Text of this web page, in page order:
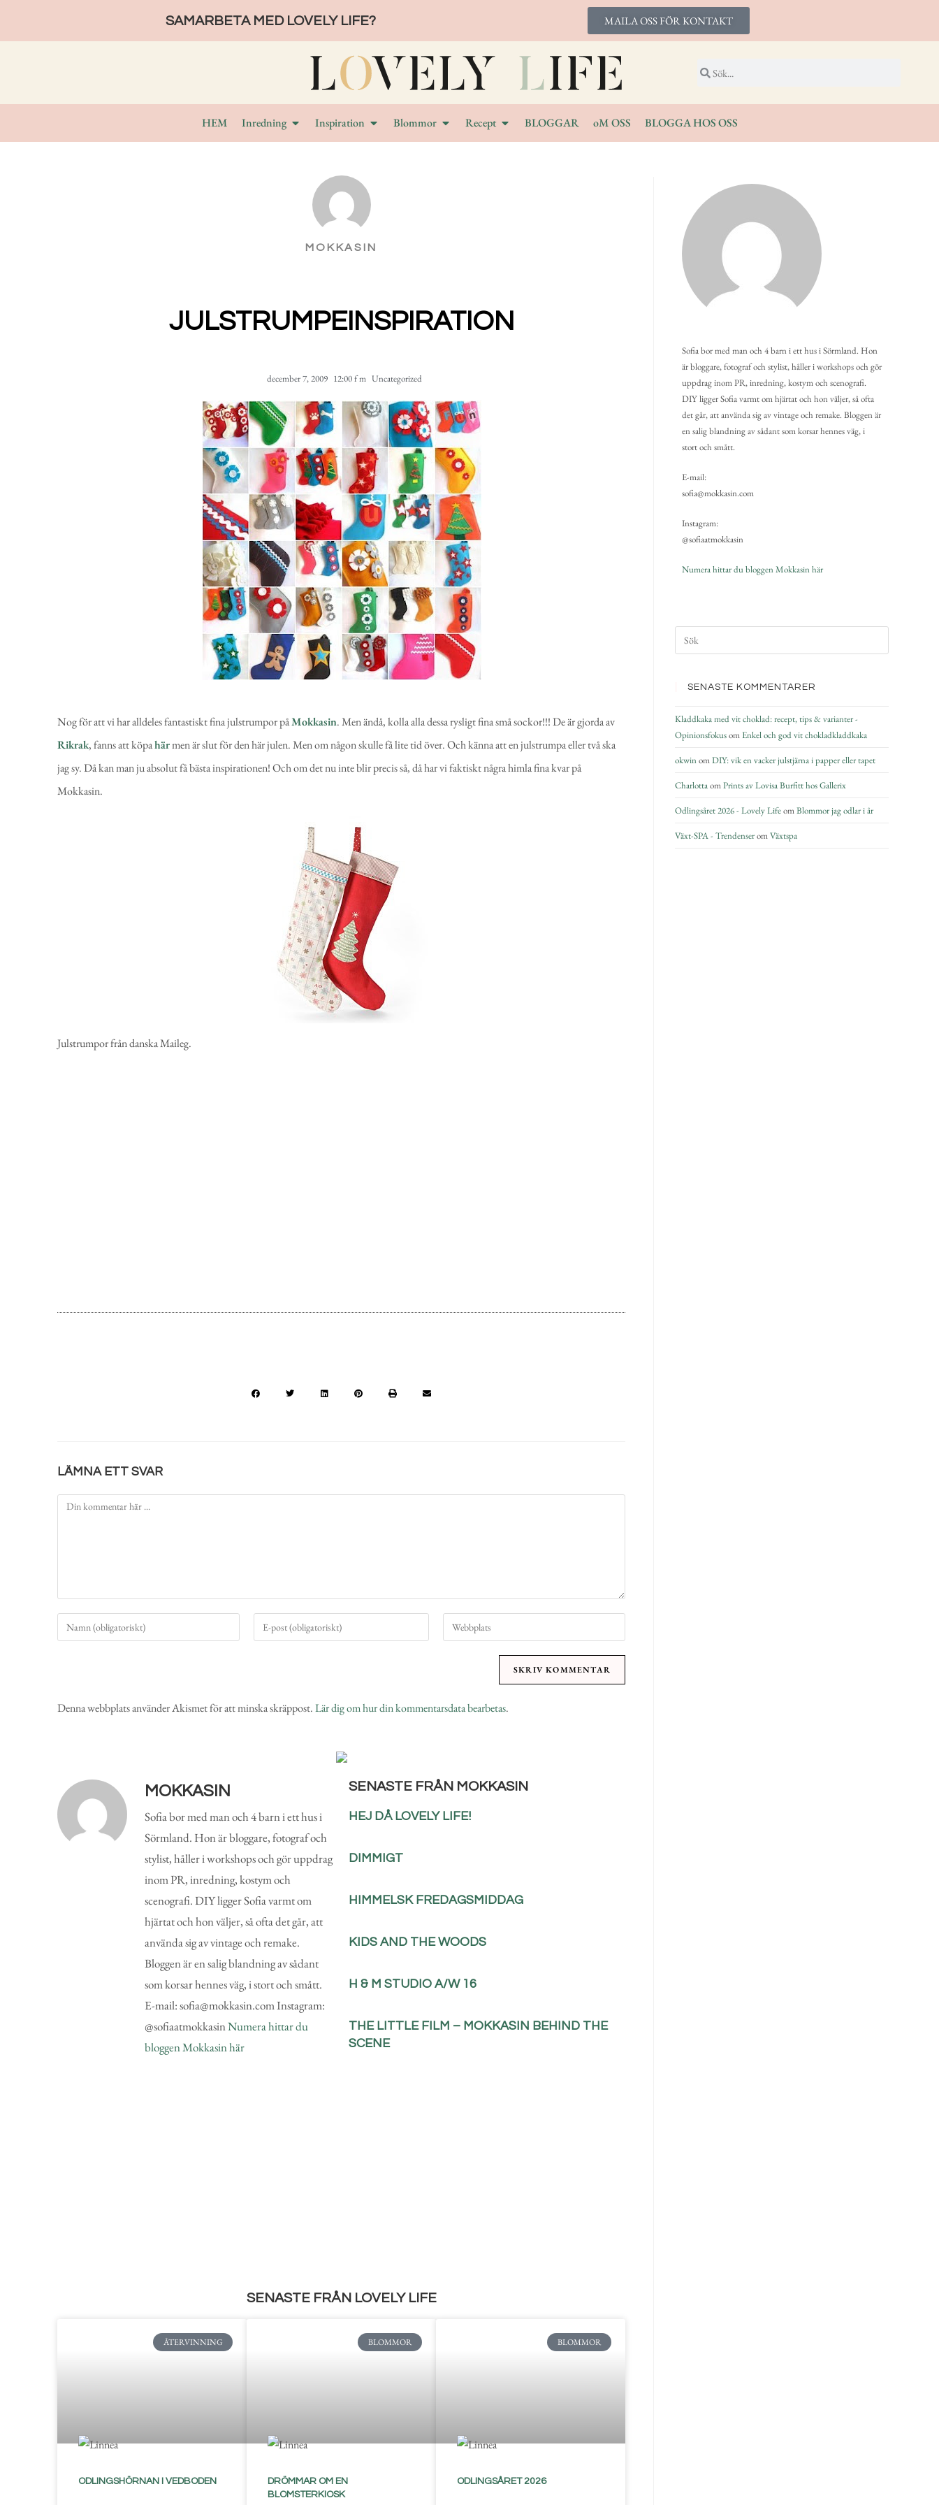
SAMARBETA MED LOVELY LIFE? MAILA OSS FÖR KONTAKT
HEM Inredning Inspiration Blommor Recept BLOGGAR oM OSS BLOGGA HOS OSS
MOKKASIN
JULSTRUMPEINSPIRATION
december 7, 2009 12:00 f m Uncategorized
Nog för att vi har alldeles fantastiskt fina julstrumpor påMokkasin. Men ändå, kolla alla dessa rysligt fina små sockor!!! De är gjorda av
Rikrak, fanns att köpahärmen är slut för den här julen. Men om någon skulle få lite tid över. Och känna att en julstrumpa eller två ska
jag sy. Då kan man ju absolut få bästa inspirationen! Och om det nu inte blir precis så, då har vi faktiskt några himla fina kvar på
Mokkasin.
Julstrumpor från danska Maileg.
LÄMNA ETT SVAR
Denna webbplats använder Akismet för att minska skräppost.Lär dig om hur din kommentarsdata bearbetas.
MOKKASIN
Sofia bor med man och 4 barn i ett hus i
Sörmland. Hon är bloggare, fotograf och
stylist, håller i workshops och gör uppdrag
inom PR, inredning, kostym och
scenografi. DIY ligger Sofia varmt om
hjärtat och hon väljer, så ofta det går, att
använda sig av vintage och remake.
Bloggen är en salig blandning av sådant
som korsar hennes väg, i stort och smått.
E-mail: sofia@mokkasin.com Instagram:
@sofiaatmokkasinNumera hittar du
bloggen Mokkasin här
SENASTE FRÅN MOKKASIN
HEJ DÅ LOVELY LIFE!
DIMMIGT
HIMMELSK FREDAGSMIDDAG
KIDS AND THE WOODS
H & M STUDIO A/W 16
THE LITTLE FILM – MOKKASIN BEHIND THE
SCENE
SENASTE FRÅN LOVELY LIFE
ÅTERVINNING
ODLINGSHÖRNAN I VEDBODEN
BLOMMOR
DRÖMMAR OM EN
BLOMSTERKIOSK
BLOMMOR
ODLINGSÅRET 2026
Sofia bor med man och 4 barn i ett hus i Sörmland. Hon
är bloggare, fotograf och stylist, håller i workshops och gör
uppdrag inom PR, inredning, kostym och scenografi.
DIY ligger Sofia varmt om hjärtat och hon väljer, så ofta
det går, att använda sig av vintage och remake. Bloggen är
en salig blandning av sådant som korsar hennes väg, i
stort och smått.
E-mail:
sofia@mokkasin.com
Instagram:
@sofiaatmokkasin
Numera hittar du bloggen Mokkasin här
SENASTE KOMMENTARER
Kladdkaka med vit choklad: recept, tips & varianter -
OpinionsfokusomEnkel och god vit chokladkladdkaka
okwinomDIY: vik en vacker julstjärna i papper eller tapet
CharlottaomPrints av Lovisa Burfitt hos Gallerix
Odlingsåret 2026 - Lovely LifeomBlommor jag odlar i år
Växt-SPA - TrendenseromVäxtspa